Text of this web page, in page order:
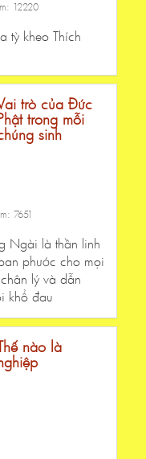
12220
tỳ kheo Thích
trò của Đức
trong mỗi
sinh
7651
Ngài là thần linh
phước cho mọi
lý và dẫn
khổ đau
nào là